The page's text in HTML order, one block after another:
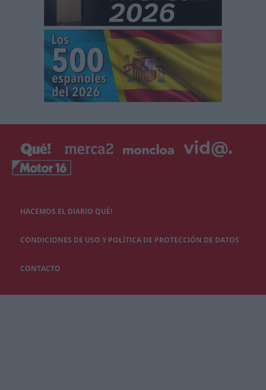
HACEMOS EL DIARIO QUÉ!
CONDICIONES DE USO Y POLÍTICA DE PROTECCIÓN DE DATOS
CONTACTO